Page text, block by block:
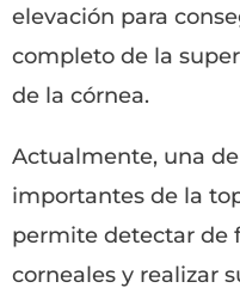
elevación para
completo de la
de la córnea.
Actualmente, una
importantes de la
permite detectar de
corneales y realizar